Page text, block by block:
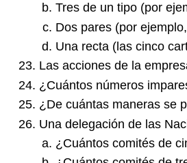
Tres de un tipo (por
Dos pares (por
Una recta (las cinco
Las acciones de la
¿Cuántos números
¿De cuántas maneras se
Una delegación de las
¿Cuántos comités de